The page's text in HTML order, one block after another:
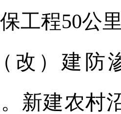
工程50公
改）建防
新建农村